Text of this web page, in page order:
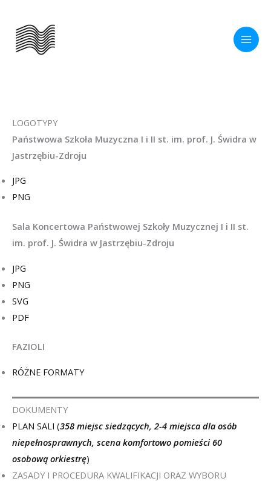
treści
LOGOTYPY
Państwowa Szkoła Muzyczna I i II st. im. prof. J. Świdra w
Jastrzębiu-Zdroju
JPG
PNG
Sala Koncertowa Państwowej Szkoły Muzycznej I i II st.
im. prof. J. Świdra w Jastrzębiu-Zdroju
JPG
PNG
SVG
PDF
FAZIOLI
RÓŻNE FORMATY
DOKUMENTY
PLAN SALI (358 miejsc siedzących, 2-4 miejsca dla osób
niepełnosprawnych, scena komfortowo pomieści 60
osobową orkiestrę)
ZASADY I PROCEDURA KWALIFIKACJI ORAZ WYBORU